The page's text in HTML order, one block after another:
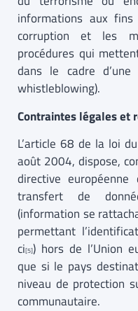
informations aux
corruption et les
procédures qui
dans le cadre
whistleblowing).
Contraintes légales et
L’article 68 de la loi
août 2004, dispose,
directive
transfert de
(information se
permettant
ci[5]) hors de l’Union
que si le pays
niveau de protection
communautaire.